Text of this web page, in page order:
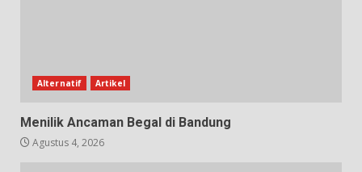
Alternatif Artikel
Menilik Ancaman Begal di Bandung
Agustus 4, 2026